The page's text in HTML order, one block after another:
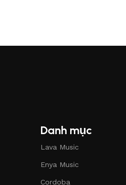
Danh mục
Lava Music
Enya Music
Cordoba